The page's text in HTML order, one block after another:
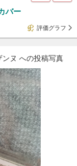
バー
評価グラフ
ンヌ への投稿写真